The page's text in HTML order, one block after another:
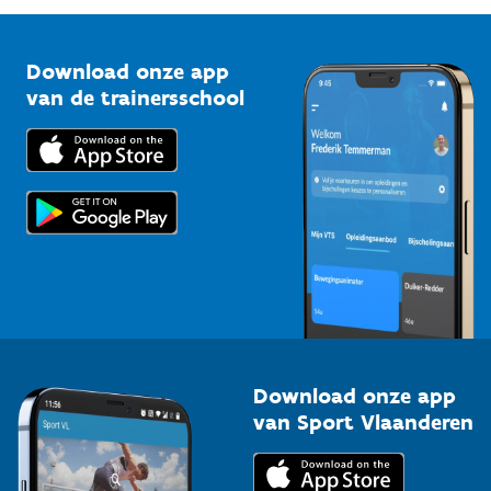
Bedrijven
Trainers en begeleiders
Topsporters
Vlaamse Trainersschool
Kennisplatform
Downloads
Voor de pers
Download onze app
van de trainersschool
Download onze app
van Sport Vlaanderen